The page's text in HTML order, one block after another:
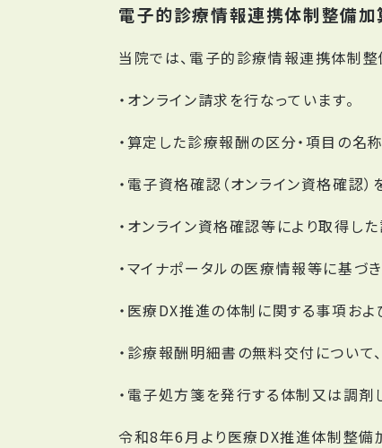
電子的診療情報連携体制整備加
当院では、電子的診療情報連携体制整
・オンライン請求を行なっています。
・算定した診療報酬の区分・項目の名
・電子資格確認（オンライン資格確認
・オンライン資格確認等により取得し
・マイナポータルの医療情報等に基づ
・医療DX推進の体制に関する事項お
・診療報酬明細書の無料交付について
・電子処方箋を発行する体制又は調剤
令和8年6月より医療DX推進体制整備